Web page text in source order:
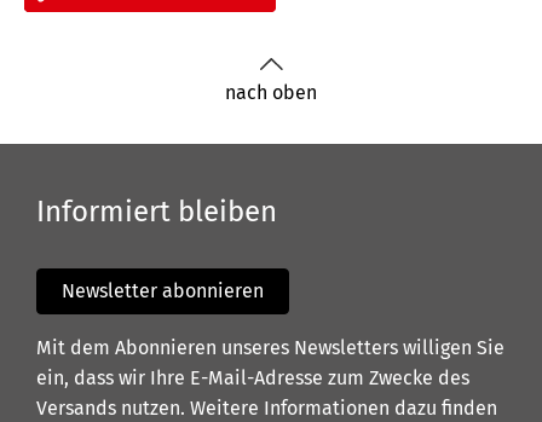
nach oben
Informiert bleiben
Newsletter abonnieren
Mit dem Abonnieren unseres Newsletters willigen Sie
ein, dass wir Ihre E-Mail-Adresse zum Zwecke des
Versands nutzen. Weitere Informationen dazu finden